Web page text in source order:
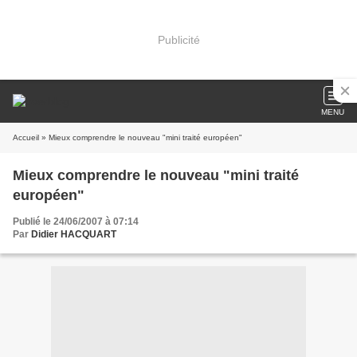
Publicité
MENU
Accueil » Mieux comprendre le nouveau "mini traité européen"
Mieux comprendre le nouveau "mini traité
européen"
Publié le 24/06/2007 à 07:14
Par Didier HACQUART